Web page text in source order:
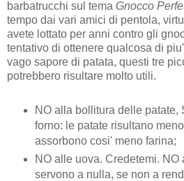
barbatrucchi sul tema Gnocco
tempo dai vari amici di pentola,
avete lottato per anni contro gli
tentativo di ottenere qualcosa di
vago sapore di patata, questi tre
potrebbero risultare molto utili.
NO alla bollitura delle patate,
forno: le patate risultano
assorbono cosi' meno farina;
NO alle uova. Credetemi. NO
servono a nulla, se non a